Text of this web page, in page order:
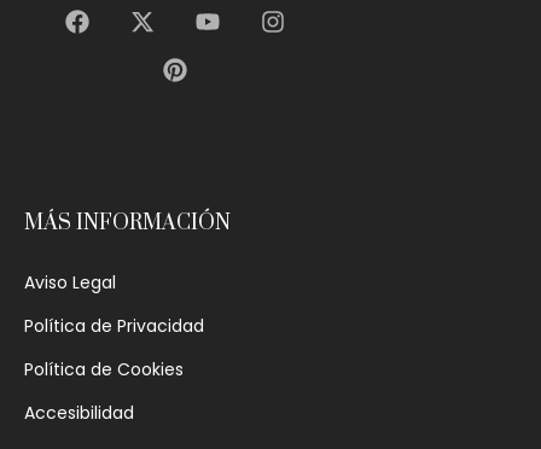
MÁS INFORMACIÓN
Aviso Legal
Política de Privacidad
Política de Cookies
Accesibilidad